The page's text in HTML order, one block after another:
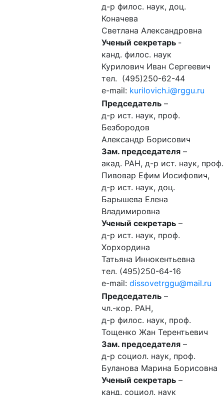
д-р филос. наук, доц.
Коначева
Светлана Александровна
Ученый секретарь -
канд. филос. наук
Курилович Иван Сергеевич
тел. (495)250-62-44
e-mail: kurilovich.i@rggu.ru
Председатель –
д-р ист. наук, проф.
Безбородов
Александр Борисович
Зам. председателя –
акад. РАН, д-р ист. наук, проф.
Пивовар Ефим Иосифович,
д-р ист. наук, доц.
Барышева Елена
Владимировна
Ученый секретарь –
д-р ист. наук, проф.
Хорхордина
Татьяна Иннокентьевна
тел. (495)250-64-16
e-mail: dissovetrggu@mail.ru
Председатель –
чл.-кор. РАН,
д-р филос. наук, проф.
Тощенко Жан Терентьевич
Зам. председателя –
д-р социол. наук, проф.
Буланова Марина Борисовна
Ученый секретарь –
канд. социол. наук